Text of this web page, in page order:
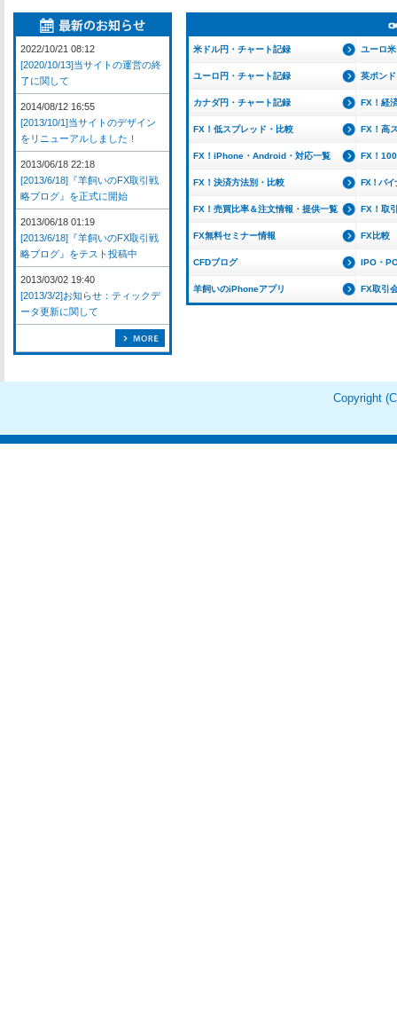
米ドル円・チャート記録 ユーロ
ユーロ円・チャート記録 英ポン
カナダ円・チャート記録 FX！経
FX！低スプレッド・比較 FX！高
FX！iPhone・Android・対応一覧 FX！
FX！決済方法別・比較 FX！バイ
FX！売買比率＆注文情報・提供一覧 FX！取
FX無料セミナー情報 FX比較
CFDブログ IPO・
羊飼いのiPhoneアプリ FX取引
2022/10/21 08:12
[2020/10/13]当サイトの運営の終
了に関して
2014/08/12 16:55
[2013/10/1]当サイトのデザイン
をリニューアルしました！
2013/06/18 22:18
[2013/6/18]『羊飼いのFX取引戦
略ブログ』を正式に開始
2013/06/18 01:19
[2013/6/18]『羊飼いのFX取引戦
略ブログ』をテスト投稿中
2013/03/02 19:40
[2013/3/2]お知らせ：ティックデ
ータ更新に関して
Copyright